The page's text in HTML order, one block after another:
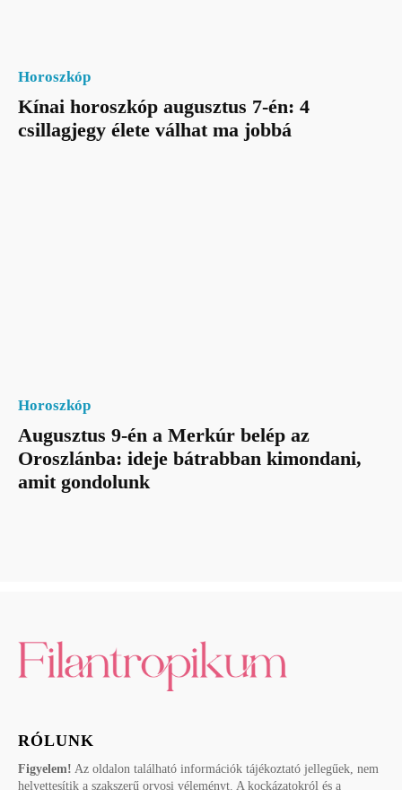
Horoszkóp
Kínai horoszkóp augusztus 7-én: 4
csillagjegy élete válhat ma jobbá
Horoszkóp
Augusztus 9-én a Merkúr belép az
Oroszlánba: ideje bátrabban kimondani,
amit gondolunk
RÓLUNK
Figyelem! Az oldalon található információk tájékoztató jellegűek, nem
helyettesítik a szakszerű orvosi véleményt. A kockázatokról és a